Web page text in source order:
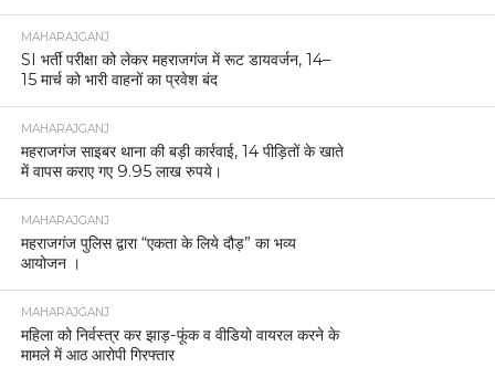
MAHARAJGANJ
SI भर्ती परीक्षा को लेकर महराजगंज में रूट डायवर्जन, 14–
15 मार्च को भारी वाहनों का प्रवेश बंद
MAHARAJGANJ
महराजगंज साइबर थाना की बड़ी कार्रवाई, 14 पीड़ितों के खाते
में वापस कराए गए 9.95 लाख रुपये।
MAHARAJGANJ
महराजगंज पुलिस द्वारा “एकता के लिये दौड़” का भव्य
आयोजन ।
MAHARAJGANJ
महिला को निर्वस्त्र कर झाड़-फूंक व वीडियो वायरल करने के
मामले में आठ आरोपी गिरफ्तार